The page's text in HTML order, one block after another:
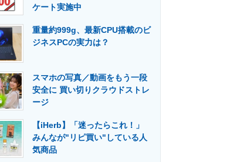
援
建設×テクノロジーの最前線
ケート実施中
重量約999g、最新CPU搭載のビ
ジネスPCの実力は？
スマホの写真／動画をもう一段
安全に 買い切りクラウドストレ
ージ
【iHerb】「迷ったらこれ！」
みんなが"リピ買い"している人
気商品